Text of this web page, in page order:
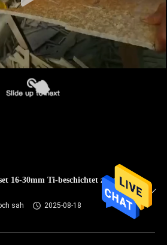
16-30mm Ti-beschichtet zum
sah
2025-08-18